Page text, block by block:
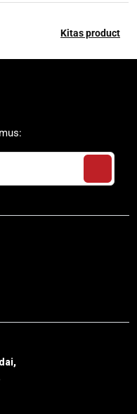
Kitas product